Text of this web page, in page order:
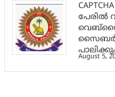
പേരില്‍
സൈബര്‍
August 5,